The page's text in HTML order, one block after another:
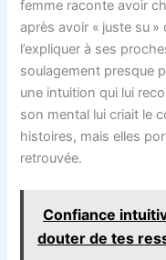
femme raconte avoir
après avoir « juste su »
l’expliquer à ses
soulagement presque
une intuition qui lui
son mental lui criait le
histoires, mais elles
retrouvée.
Confiance
douter de tes